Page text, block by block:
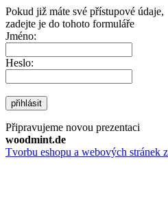
Pokud již máte své přístupové údaje,
zadejte je do tohoto formuláře
Jméno:
Heslo:
přihlásit
Připravujeme novou prezentaci
woodmint.de
Tvorbu eshopu a webových